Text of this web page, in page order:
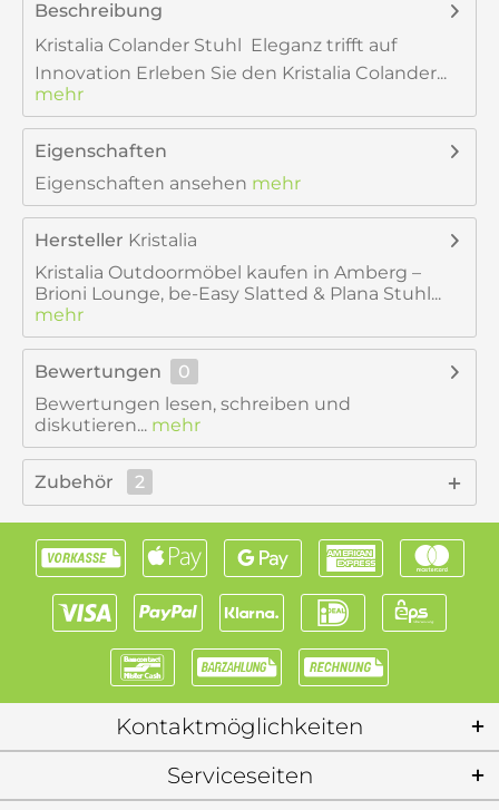
Beschreibung
Kristalia Colander Stuhl  Eleganz trifft auf
Innovation Erleben Sie den Kristalia Colander...
mehr
Eigenschaften
Eigenschaften ansehen mehr
Hersteller Kristalia
Kristalia Outdoormöbel kaufen in Amberg –
Brioni Lounge, be-Easy Slatted & Plana Stuhl...
mehr
Bewertungen
0
Bewertungen lesen, schreiben und
diskutieren... mehr
Zubehör 2
Kontaktmöglichkeiten
Serviceseiten